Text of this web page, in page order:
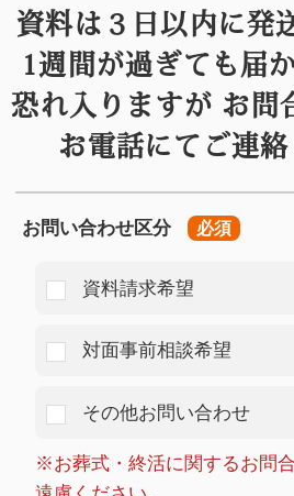
資料は３日以内に発
1週間が過ぎても届
恐れ入りますが お問
お電話にてご連絡
お問い合わせ区分 必須
資料請求希望
対面事前相談希望
その他お問い合わせ
※お葬式・終活に関するお問